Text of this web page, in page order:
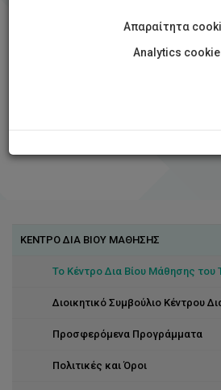
ΚΕΝΤΡΟ ΔΙΑ ΒΙΟΥ ΜΑΘΗΣΗΣ
Το Κέντρο Δια Βίου Μάθησης του
Διοικητικό Συμβούλιο Κέντρου
Προσφερόμενα Προγράμματα
Πολιτικές και Όροι
Απαραίτητα
Analytics